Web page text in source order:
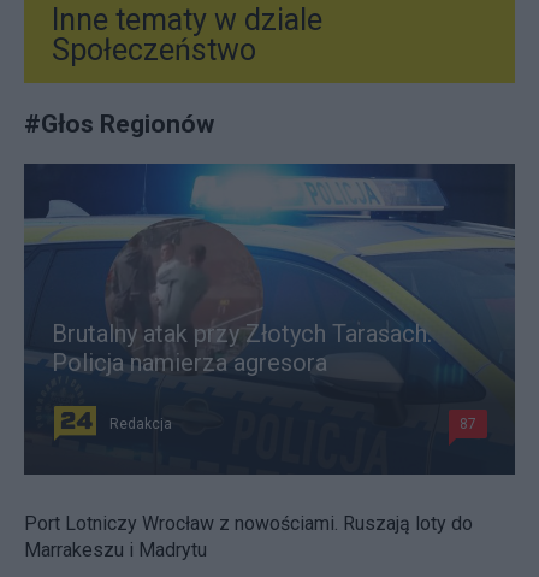
Inne tematy w dziale
Społeczeństwo
#Głos Regionów
Brutalny atak przy Złotych Tarasach.
Policja namierza agresora
Redakcja 87
Port Lotniczy Wrocław z nowościami. Ruszają loty do
Marrakeszu i Madrytu